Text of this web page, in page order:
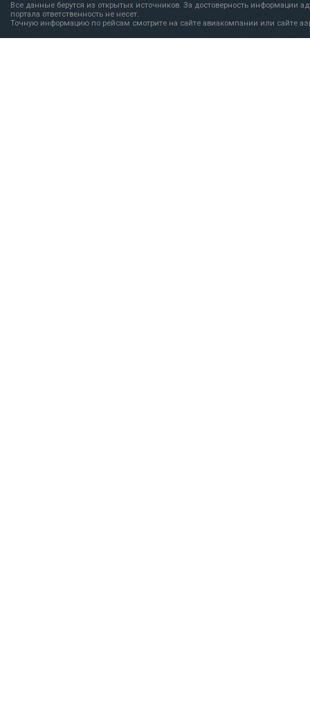
Все данные берутся из открытых источников. За достоверность информации
портала ответственность не несет.
Точную информацию по рейсам смотрите на сайте авиакомпании или сайте